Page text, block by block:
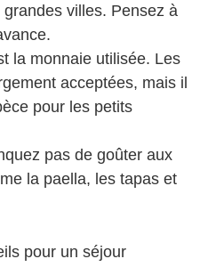
villes. Pensez à
la monnaie utilisée. Les
acceptées, mais il
pour les petits
pas de goûter aux
la paella, les tapas et
pour un séjour